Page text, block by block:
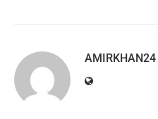
AMIRKHAN24